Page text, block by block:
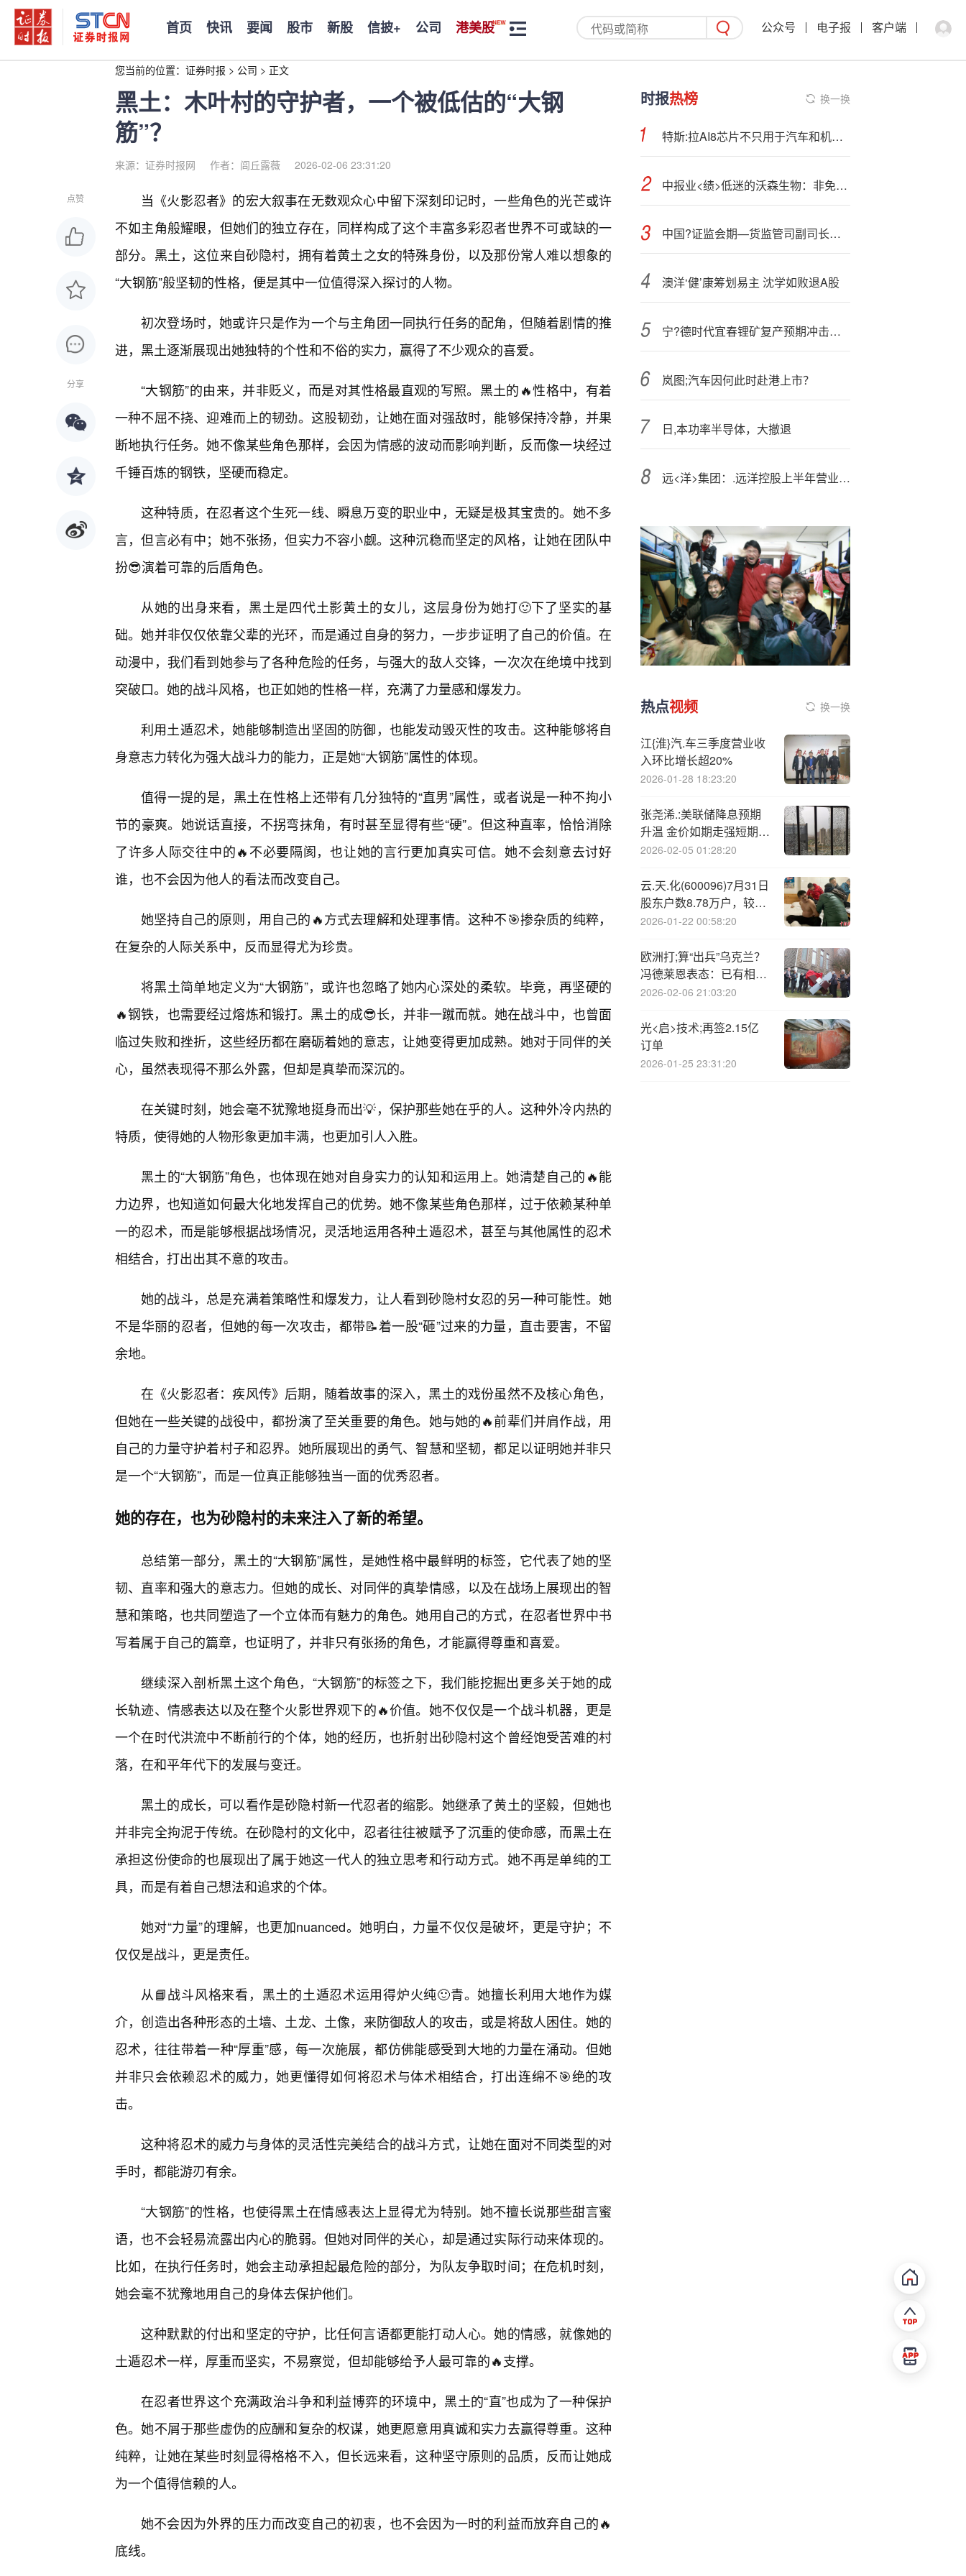
首页 快讯 要闻 股市 新股 信披+ 公司 港美股 公众号 电子报 客户端
您当前的位置： 证券时报 > 公司 > 正文
黑土：木叶村的守护者，一个被低估的“大钢
筋”？
来源：证券时报网 作者：闾丘露薇 2026-02-06 23:31:20
点赞
分享
当《火影忍者》的宏大叙事在无数观众心中留下深刻印记时，一些角色的光芒或许
不如主角般耀眼，但她们的独立存在，同样构成了这个丰富多彩忍者世界不可或缺的一
部分。黑土，这位来自砂隐村，拥有着黄土之女的特殊身份，以及那份常人难以想象的
“大钢筋”般坚韧的性格，便是其中一位值得深入探讨的人物。
初次登场时，她或许只是作为一个与主角团一同执行任务的配角，但随着剧情的推
进，黑土逐渐展现出她独特的个性和不俗的实力，赢得了不少观众的喜爱。
“大钢筋”的由来，并非贬义，而是对其性格最直观的写照。黑土的🔥性格中，有着
一种不屈不挠、迎难而上的韧劲。这股韧劲，让她在面对强敌时，能够保持冷静，并果
断地执行任务。她不像某些角色那样，会因为情感的波动而影响判断，反而像一块经过
千锤百炼的钢铁，坚硬而稳定。
这种特质，在忍者这个生死一线、瞬息万变的职业中，无疑是极其宝贵的。她不多
言，但言必有中；她不张扬，但实力不容小觑。这种沉稳而坚定的风格，让她在团队中
扮😎演着可靠的后盾角色。
从她的出身来看，黑土是四代土影黄土的女儿，这层身份为她打🙂下了坚实的基
础。她并非仅仅依靠父辈的光环，而是通过自身的努力，一步步证明了自己的价值。在
动漫中，我们看到她参与了各种危险的任务，与强大的敌人交锋，一次次在绝境中找到
突破口。她的战斗风格，也正如她的性格一样，充满了力量感和爆发力。
利用土遁忍术，她能够制造出坚固的防御，也能发动毁灭性的攻击。这种能够将自
身意志力转化为强大战斗力的能力，正是她“大钢筋”属性的体现。
值得一提的是，黑土在性格上还带有几分独特的“直男”属性，或者说是一种不拘小
节的豪爽。她说话直接，不拐弯抹角，有时甚至显得有些“硬”。但这种直率，恰恰消除
了许多人际交往中的🔥不必要隔阂，也让她的言行更加真实可信。她不会刻意去讨好
谁，也不会因为他人的看法而改变自己。
她坚持自己的原则，用自己的🔥方式去理解和处理事情。这种不🎯掺杂质的纯粹，
在复杂的人际关系中，反而显得尤为珍贵。
将黑土简单地定义为“大钢筋”，或许也忽略了她内心深处的柔软。毕竟，再坚硬的
🔥钢铁，也需要经过熔炼和锻打。黑土的成😎长，并非一蹴而就。她在战斗中，也曾面
临过失败和挫折，这些经历都在磨砺着她的意志，让她变得更加成熟。她对于同伴的关
心，虽然表现得不那么外露，但却是真挚而深沉的。
在关键时刻，她会毫不犹豫地挺身而出💡，保护那些她在乎的人。这种外冷内热的
特质，使得她的人物形象更加丰满，也更加引人入胜。
黑土的“大钢筋”角色，也体现在她对自身实力的认知和运用上。她清楚自己的🔥能
力边界，也知道如何最大化地发挥自己的优势。她不像某些角色那样，过于依赖某种单
一的忍术，而是能够根据战场情况，灵活地运用各种土遁忍术，甚至与其他属性的忍术
相结合，打出出其不意的攻击。
她的战斗，总是充满着策略性和爆发力，让人看到砂隐村女忍的另一种可能性。她
不是华丽的忍者，但她的每一次攻击，都带📝着一股“砸”过来的力量，直击要害，不留
余地。
在《火影忍者：疾风传》后期，随着故事的深入，黑土的戏份虽然不及核心角色，
但她在一些关键的战役中，都扮演了至关重要的角色。她与她的🔥前辈们并肩作战，用
自己的力量守护着村子和忍界。她所展现出的勇气、智慧和坚韧，都足以证明她并非只
是一个“大钢筋”，而是一位真正能够独当一面的优秀忍者。
她的存在，也为砂隐村的未来注入了新的希望。
总结第一部分，黑土的“大钢筋”属性，是她性格中最鲜明的标签，它代表了她的坚
韧、直率和强大的意志力。但她的成长、对同伴的真挚情感，以及在战场上展现出的智
慧和策略，也共同塑造了一个立体而有魅力的角色。她用自己的方式，在忍者世界中书
写着属于自己的篇章，也证明了，并非只有张扬的角色，才能赢得尊重和喜爱。
继续深入剖析黑土这个角色，“大钢筋”的标签之下，我们能挖掘出更多关于她的成
长轨迹、情感表达以及在整个火影世界观下的🔥价值。她不仅仅是一个战斗机器，更是
一个在时代洪流中不断前行的个体，她的经历，也折射出砂隐村这个曾经饱受苦难的村
落，在和平年代下的发展与变迁。
黑土的成长，可以看作是砂隐村新一代忍者的缩影。她继承了黄土的坚毅，但她也
并非完全拘泥于传统。在砂隐村的文化中，忍者往往被赋予了沉重的使命感，而黑土在
承担这份使命的也展现出了属于她这一代人的独立思考和行动方式。她不再是单纯的工
具，而是有着自己想法和追求的个体。
她对“力量”的理解，也更加nuanced。她明白，力量不仅仅是破坏，更是守护；不
仅仅是战斗，更是责任。
从📘战斗风格来看，黑土的土遁忍术运用得炉火纯🙂青。她擅长利用大地作为媒
介，创造出各种形态的土墙、土龙、土像，来防御敌人的攻击，或是将敌人困住。她的
忍术，往往带着一种“厚重”感，每一次施展，都仿佛能感受到大地的力量在涌动。但她
并非只会依赖忍术的威力，她更懂得如何将忍术与体术相结合，打出连绵不🎯绝的攻
击。
这种将忍术的威力与身体的灵活性完美结合的战斗方式，让她在面对不同类型的对
手时，都能游刃有余。
“大钢筋”的性格，也使得黑土在情感表达上显得尤为特别。她不擅长说那些甜言蜜
语，也不会轻易流露出内心的脆弱。但她对同伴的关心，却是通过实际行动来体现的。
比如，在执行任务时，她会主动承担起最危险的部分，为队友争取时间；在危机时刻，
她会毫不犹豫地用自己的身体去保护他们。
这种默默的付出和坚定的守护，比任何言语都更能打动人心。她的情感，就像她的
土遁忍术一样，厚重而坚实，不易察觉，但却能够给予人最可靠的🔥支撑。
在忍者世界这个充满政治斗争和利益博弈的环境中，黑土的“直”也成为了一种保护
色。她不屑于那些虚伪的应酬和复杂的权谋，她更愿意用真诚和实力去赢得尊重。这种
纯粹，让她在某些时刻显得格格不入，但长远来看，这种坚守原则的品质，反而让她成
为一个值得信赖的人。
她不会因为外界的压力而改变自己的初衷，也不会因为一时的利益而放弃自己的🔥
底线。
时报热榜 换一换
特斯:拉AI8芯片不只用于汽车和机器人 还将用于马斯克旗下其他公司
中报业<绩>低迷的沃森生物：非免疫规划疫苗遇成本攀升
中国?证监会期—货监管司副司长王颖：推动液化天然气等重要能源品种上市
澳洋‘健’康筹划易主 沈学如败退A股
宁?德时代宜春锂矿复产预期冲击市场，碳酸锂价格将如何演化？
岚图;汽车因何此时赴港上市？
日,本功率半导体，大撤退
远<洋>集团：.远洋控股上半年营业额约44.53亿元
热点视频 换一换
江{淮}汽.车三季度营业收
入环比增长超20%
2026-01-28 18:23:20
张尧浠.:美联储降息预期
升温 金价如期走强短期再
看4250
2026-02-05 01:28:20
云.天.化(600096)7月31日
股东户数8.78万户，较上
期减少8.64%
2026-01-22 00:58:20
欧洲打;算“出兵”乌克兰？
冯德莱恩表态：已有相当
精确的计划！
2026-02-06 21:03:20
光<启>技术;再签2.15亿
订单
2026-01-25 23:31:20